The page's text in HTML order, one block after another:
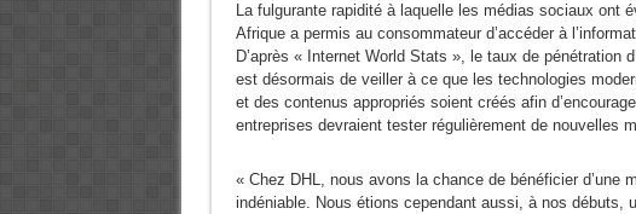
La fulgurante rapidité à laquelle les médias sociaux ont
Afrique a permis au consommateur d’accéder à
D’après « Internet World Stats », le taux de pénétration
est désormais de veiller à ce que les technologies
et des contenus appropriés soient créés afin
entreprises devraient tester régulièrement de nouvelles
« Chez DHL, nous avons la chance de bénéficier d’une
indéniable. Nous étions cependant aussi, à nos débuts,